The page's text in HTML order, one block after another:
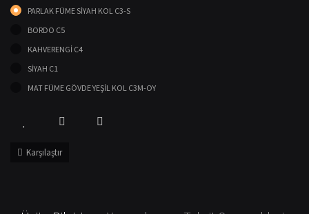
PARLAK FÜME SİYAH KOL C3-S
BORDO C5
KAHVERENGİ C4
SİYAH C1
MAT FÜME GÖVDE YEŞİL KOL C3M-OY
Karşılaştır